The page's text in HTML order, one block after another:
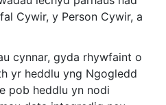
Cywir, y Person Cywir, a
cynnar, gyda rhywfaint o
yr heddlu yng Ngogledd
pob heddlu yn nodi